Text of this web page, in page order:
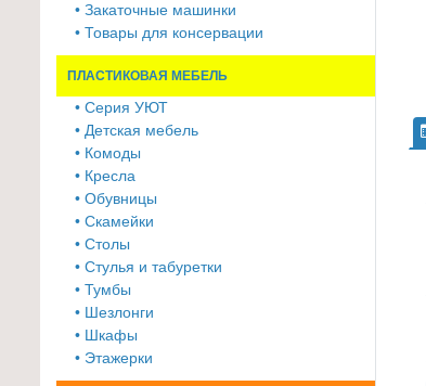
• Закаточные машинки
• Товары для консервации
ПЛАСТИКОВАЯ МЕБЕЛЬ
• Серия УЮТ
• Детская мебель
• Комоды
• Кресла
• Обувницы
• Скамейки
• Столы
• Стулья и табуретки
• Тумбы
• Шезлонги
• Шкафы
• Этажерки
животных
Товары
Туризм
отдых
Посуда